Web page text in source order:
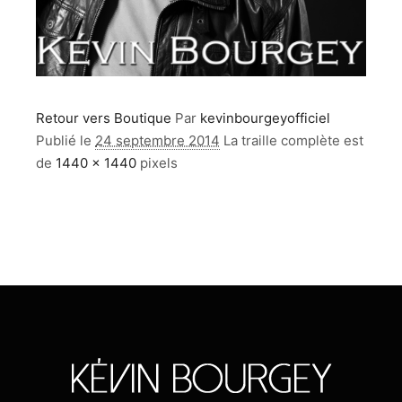
Retour vers Boutique Par kevinbourgeyofficiel
Publié le 24 septembre 2014 La traille complète est
de 1440 × 1440 pixels